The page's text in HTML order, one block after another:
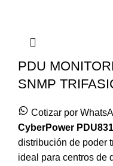
PDU
SNMP
Cotizar por
CyberPower
distribución de poder
ideal para centros de